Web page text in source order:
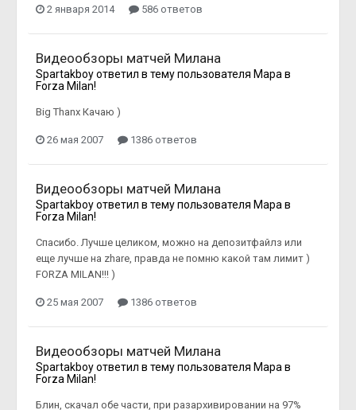
2 января 2014 586 ответов
Видеообзоры матчей Милана
Spartakboyответил в тему пользователя Mapa в
Forza Milan!
Big Thanx Качаю )
26 мая 2007 1386 ответов
Видеообзоры матчей Милана
Spartakboyответил в тему пользователя Mapa в
Forza Milan!
Спасибо. Лучше целиком, можно на депозитфайлз или
еще лучше на zhare, правда не помню какой там лимит )
FORZA MILAN!!! )
25 мая 2007 1386 ответов
Видеообзоры матчей Милана
Spartakboyответил в тему пользователя Mapa в
Forza Milan!
Блин, скачал обе части, при разархивировании на 97%